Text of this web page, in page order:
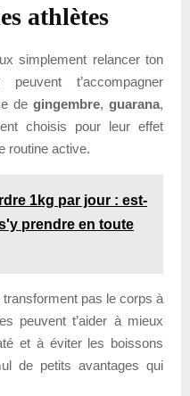
athlètes
simplement relancer ton
t’accompagner
degingembre,guarana,
choisis pour leur effet
routine active.
1kg par jour : est-
prendre en toute
pas le corps à
peuvent t’aider à mieux
et à éviter les boissons
de petits avantages qui